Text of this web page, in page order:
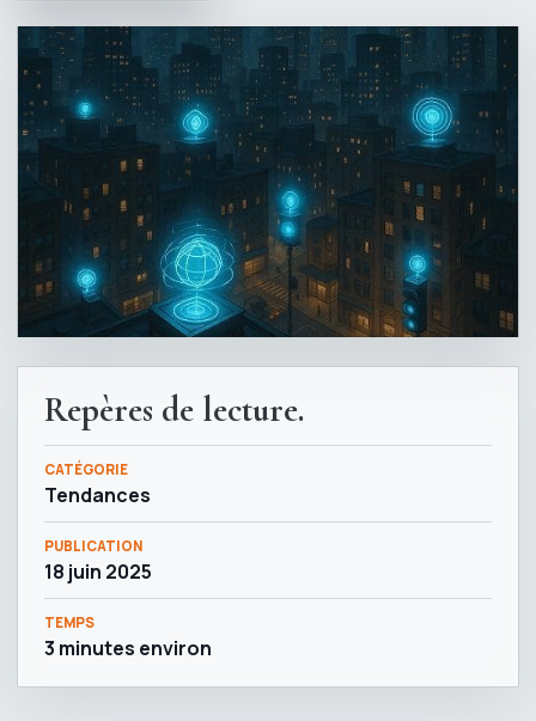
Repères de lecture.
CATÉGORIE
Tendances
PUBLICATION
18 juin 2025
TEMPS
3 minutes environ